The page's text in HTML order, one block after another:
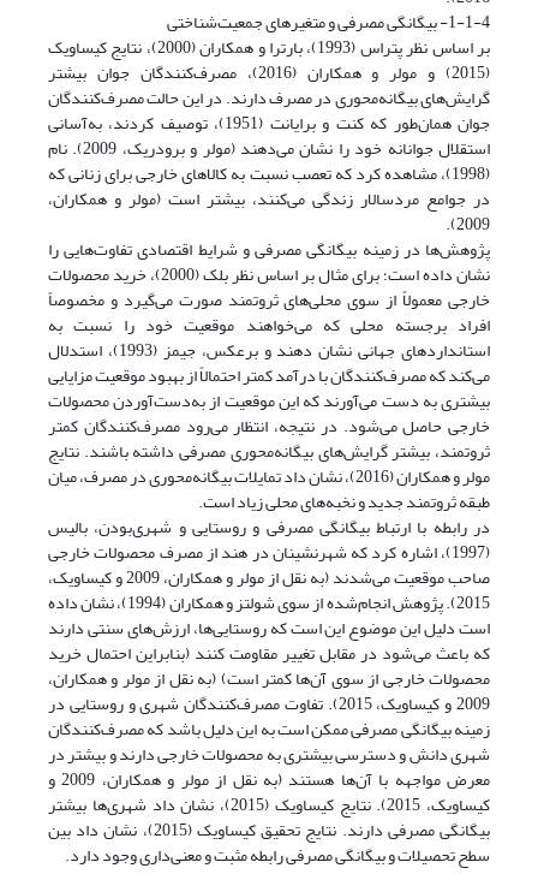
1-1-4- بیگانگی مصرفی و متغیرهای جمعیت‌شناختی
بر اساس نظر پتراس (1993)، بارترا و همکاران (2000)، نتایج کیساویک
(2015) و مولر و همکاران (2016)، مصرف‌کنندگان جوان بیشتر
گرایش‌های بیگانه‌محوری در مصرف دارند. در این حالت مصرف‌کنندگان
جوان همان‌طور که کنت و برایانت (1951)، توصیف کردند، به‌آسانی
استقلال جوانانه خود را نشان می‌دهند (مولر و برودریک، 2009). نام
(1998)، مشاهده کرد که تعصب نسبت به کالاهای خارجی برای زنانی که
در جوامع مردسالار زندگی می‌کنند، بیشتر است (مولر و همکاران،
2009).
پژوهش‌ها در زمینه بیگانگی مصرفی و شرایط اقتصادی تفاوت‌هایی را
نشان داده است؛ برای مثال بر اساس نظر بلک (2000)، خرید محصولات
خارجی معمولاً از سوی محلی‌های ثروتمند صورت می‌گیرد و مخصوصاً
افراد برجسته محلی که می‌خواهند موقعیت خود را نسبت به
استانداردهای جهانی نشان دهند و برعکس، جیمز (1993)، استدلال
می‌کند که مصرف‌کنندگان با درآمد کمتر احتمالاً از بهبود موقعیت مزایایی
بیشتری به دست می‌آورند که این موقعیت از به‌دست‌آوردن محصولات
خارجی حاصل می‌شود. در نتیجه، انتظار می‌رود مصرف‌کنندگان کمتر
ثروتمند، بیشتر گرایش‌های بیگانه‌محوری مصرفی داشته باشند. نتایج
مولر و همکاران (2016)، نشان داد تمایلات بیگانه‌محوری در مصرف، میان
طبقه ثروتمند جدید و نخبه‌های محلی زیاد است.
در رابطه با ارتباط بیگانگی مصرفی و روستایی و شهری‌بودن، بالیس
(1997)، اشاره کرد که شهرنشینان در هند از مصرف محصولات خارجی
صاحب موقعیت می‌شدند (به نقل از مولر و همکاران، 2009 و کیساویک،
2015). پژوهش انجام‌شده از سوی شولتز و همکاران (1994)، نشان داده
است دلیل این موضوع این است که روستایی‌ها، ارزش‌های سنتی دارند
که باعث می‌شود در مقابل تغییر مقاومت کنند (بنابراین احتمال خرید
محصولات خارجی از سوی آن‌ها کمتر است) (به نقل از مولر و همکاران،
2009 و کیساویک، 2015). تفاوت مصرف‌کنندگان شهری و روستایی در
زمینه بیگانگی مصرفی ممکن است به این دلیل باشد که مصرف‌کنندگان
شهری دانش و دسترسی بیشتری به محصولات خارجی دارند و بیشتر در
معرض مواجهه با آن‌ها هستند (به نقل از مولر و همکاران، 2009 و
کیساویک، 2015). نتایج کیساویک (2015)، نشان داد شهری‌ها بیشتر
بیگانگی مصرفی دارند. نتایج تحقیق کیساویک (2015)، نشان داد بین
سطح تحصیلات و بیگانگی مصرفی رابطه مثبت و معنی‌داری وجود دارد.